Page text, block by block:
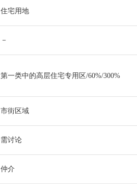
住宅用地
－
第一类中的高层住宅专用区/60%/300%
市街区域
需讨论
仲介